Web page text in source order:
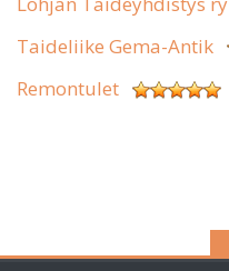
Taideliike Gema-Antik
Remontulet